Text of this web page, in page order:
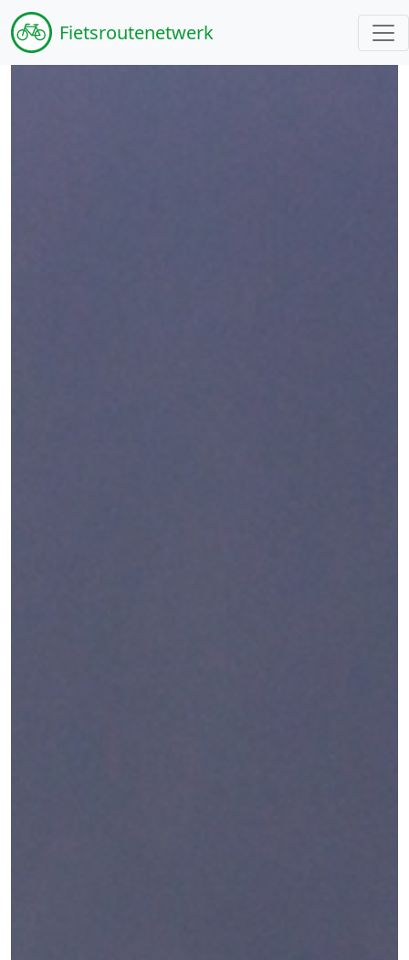
Fietsroutenetwerk